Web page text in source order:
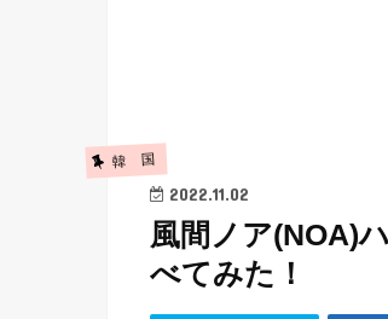
韓 国
2022.11.02
風間ノア(NOA)
べてみた！